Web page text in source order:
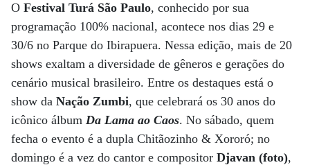
O Festival Turá São Paulo, conhecido por sua
programação 100% nacional, acontece nos dias 29 e
30/6 no Parque do Ibirapuera. Nessa edição, mais de 20
shows exaltam a diversidade de gêneros e gerações do
cenário musical brasileiro. Entre os destaques está o
show da Nação Zumbi, que celebrará os 30 anos do
icônico álbum Da Lama ao Caos. No sábado, quem
fecha o evento é a dupla Chitãozinho & Xororó; no
domingo é a vez do cantor e compositor Djavan (foto),